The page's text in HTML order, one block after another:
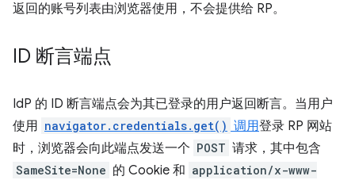
返回的账号列表由浏览器使用，不会提供给 RP。
ID 断言端点
IdP 的 ID 断言端点会为其已登录的用户返回断言。当用户
使用 navigator.credentials.get() 调用登录 RP 网站
时，浏览器会向此端点发送一个 POST 请求，其中包含
SameSite=None 的 Cookie 和 application/x-www-